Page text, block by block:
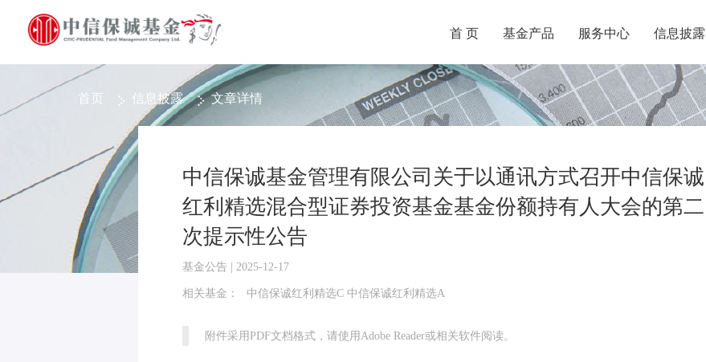
首 页 基金产品 服务中心 信息披露
首页 信息披露 文章详情
中信保诚基金管理有限公司关于以通讯方式召开中信保诚
红利精选混合型证券投资基金基金份额持有人大会的第二
次提示性公告
基金公告 | 2025-12-17
相关基金： 中信保诚红利精选C 中信保诚红利精选A
附件采用PDF文档格式，请使用Adobe Reader或相关软件阅读。